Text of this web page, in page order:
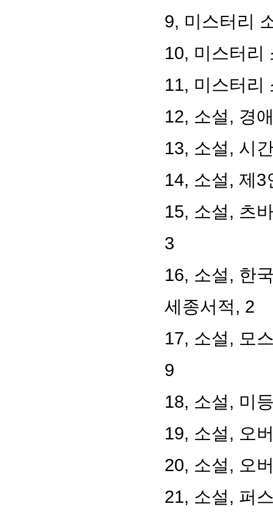
9, 미스터리
10, 미스터리
11, 미스터리
12, 소설, 경
13, 소설, 시
14, 소설, 제
15, 소설, 츠
3
16, 소설, 한
세종서적, 2
17, 소설, 모
9
18, 소설, 미
19, 소설, 오
20, 소설, 오
21, 소설, 퍼